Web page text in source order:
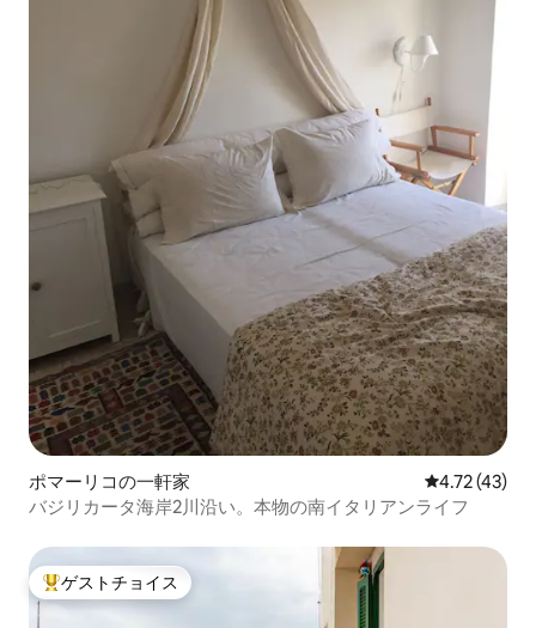
ポマーリコの一軒家 レビュー43
4.72 (43)
バジリカータ海岸2川沿い。本物の南イタリアンライフ
大好評のゲストチョイスです。
ゲストチョイス